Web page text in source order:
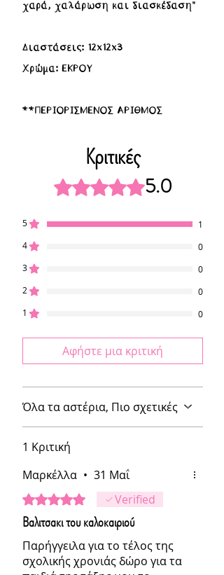
χαρά, χαλάρωση και διασκέδαση"
Διαστάσεις: 12x12x3
Χρώμα: ΕΚΡΟΥ
**ΠΕΡΙΟΡΙΣΜΕΝΟΣ ΑΡΙΘΜΟΣ
Κριτικές
Βαθμολογήθηκε με 5 από 5
5.0
5
1
4
0
3
0
2
0
1
0
Αφήστε μια κριτική
Όλα τα αστέρια, Πιο σχετικές
1 Κριτική
Μαρκέλλα • 31 Μαΐ
Βαθμολογήθηκε με 5 από 5 αστέρια.
Verified
Βαλιτσακι του καλοκαιριού
Παρήγγειλα για το τέλος της
σχολικής χρονιάς δώρο για τα